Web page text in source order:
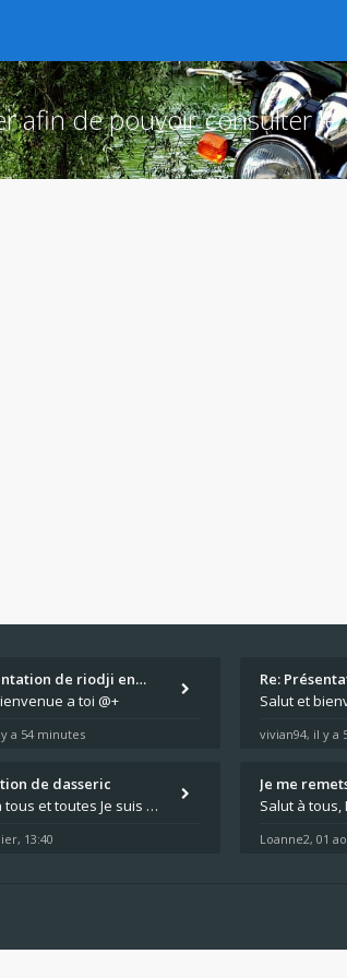
afin de pouvoir consulter
de riodji en…
a toi @+
a 54 minutes
Re:
Salut et
vivian94, il y a
de dasseric
Bonjour à tous et toutes Je suis dans les Landes , la moto appartient à ma fille et je suis désigné pour faire l'entreti
13:40
Je me
Loanne2, 01